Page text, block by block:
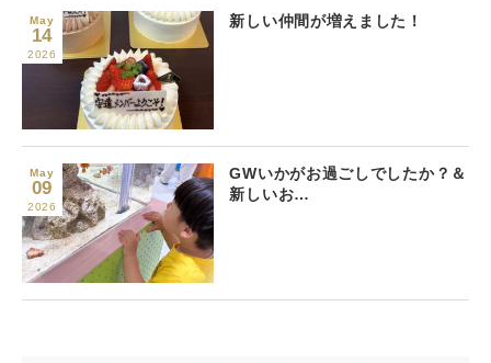
May
14
2026
新しい仲間が増えました！
May
09
2026
GWいかがお過ごしでしたか？＆
新しいお…